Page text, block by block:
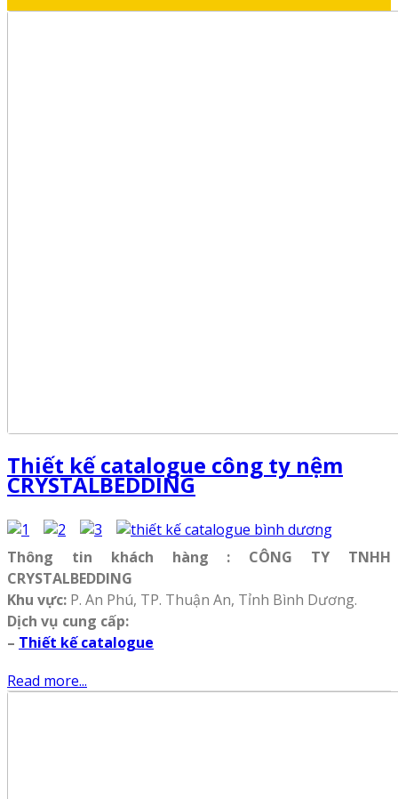
Thiết kế catalogue công ty nệm
CRYSTALBEDDING
Thông tin khách hàng : CÔNG TY TNHH
CRYSTALBEDDING
Khu vực: P. An Phú, TP. Thuận An, Tỉnh Bình Dương.
Dịch vụ cung cấp:
– Thiết kế catalogue
Read more...